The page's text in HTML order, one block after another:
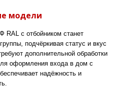
модели
RAL с отбойником станет
подчёркивая статус и вкус
дополнительной обработки
оформления входа в дом с
надёжность и